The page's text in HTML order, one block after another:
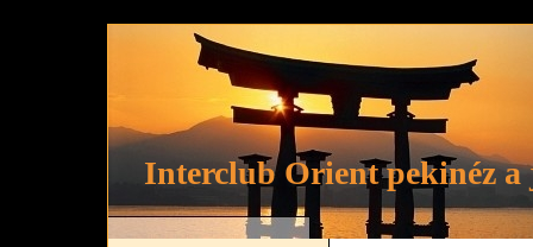
Interclub Orient pekinéz a